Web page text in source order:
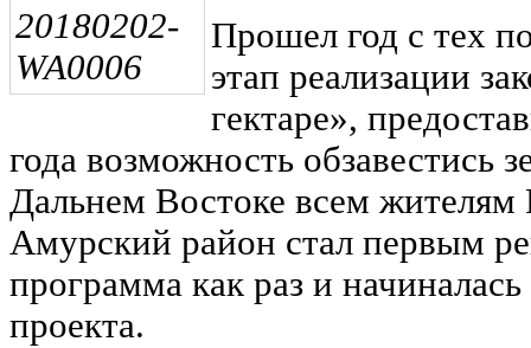
Прошел год с тех
этап реализации
гектаре»,
года возможность обзавестись
Дальнем Востоке всем
Амурский район стал первым
программа как раз и
проекта.